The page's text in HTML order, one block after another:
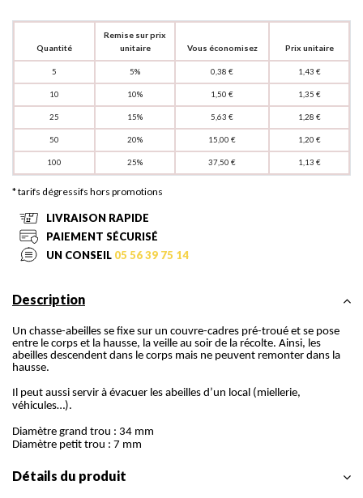
Quantité
Remise sur prix
unitaire
Vous économisez Prix unitaire
5 5% 0,38 € 1,43 €
10 10% 1,50 € 1,35 €
25 15% 5,63 € 1,28 €
50 20% 15,00 € 1,20 €
100 25% 37,50 € 1,13 €
* tarifs dégressifs hors promotions
LIVRAISON RAPIDE
PAIEMENT SÉCURISÉ
UN CONSEIL 05 56 39 75 14
Description
Un chasse-abeilles se fixe sur un couvre-cadres pré-troué et se pose
entre le corps et la hausse, la veille au soir de la récolte. Ainsi, les
abeilles descendent dans le corps mais ne peuvent remonter dans la
hausse.
Il peut aussi servir à évacuer les abeilles d’un local (miellerie,
véhicules…).
Diamètre grand trou : 34 mm
Diamètre petit trou : 7 mm
Détails du produit